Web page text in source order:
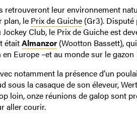
retrouveront leur environnement
plan, le Prix de Guiche(Gr3). Disputé
Club, le Prix de Guiche est
étaitAlmanzor(Wootton Bassett),
Europe –et au monde sur le gazon
notamment la présence d’un
sous la casaque de son éleveur,
loin, onze réunions de galop sont
aller courir.